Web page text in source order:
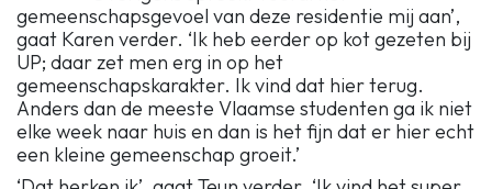
gemeenschapsgevoel van deze residentie mij aan’,
gaat Karen verder. ‘Ik heb eerder op kot gezeten bij
UP; daar zet men erg in op het
gemeenschapskarakter. Ik vind dat hier terug.
Anders dan de meeste Vlaamse studenten ga ik niet
elke week naar huis en dan is het fijn dat er hier echt
een kleine gemeenschap groeit.’